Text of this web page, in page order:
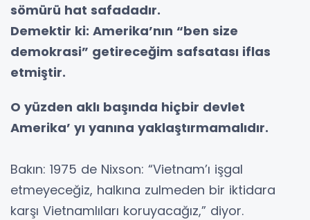
sömürü hat safadadır.
Demektir ki: Amerika’nın “ben size
demokrasi” getireceğim safsatası iflas
etmiştir.
O yüzden aklı başında hiçbir devlet
Amerika’ yı yanına yaklaştırmamalıdır.
Bakın: 1975 de Nixson: “Vietnam’ı işgal
etmeyeceğiz, halkına zulmeden bir iktidara
karşı Vietnamlıları koruyacağız,” diyor.